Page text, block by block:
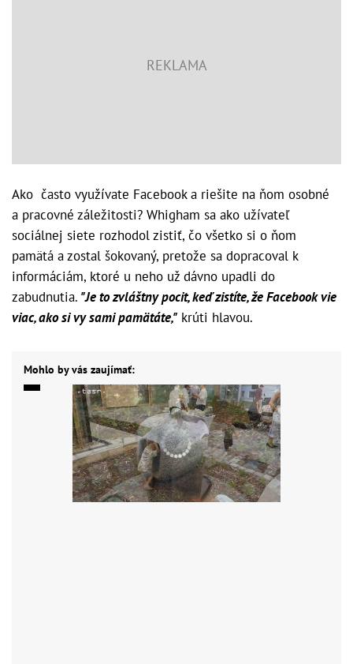
Ako často využívate Facebook a riešite na ňom osobné
a pracovné záležitosti? Whigham sa ako užívateľ
sociálnej siete rozhodol zistiť, čo všetko si o ňom
pamätá a zostal šokovaný, pretože sa dopracoval k
informáciám, ktoré u neho už dávno upadli do
zabudnutia. "Je to zvláštny pocit, keď zistíte, že Facebook vie
viac, ako si vy sami pamätáte," krúti hlavou.
Mohlo by vás zaujímať: